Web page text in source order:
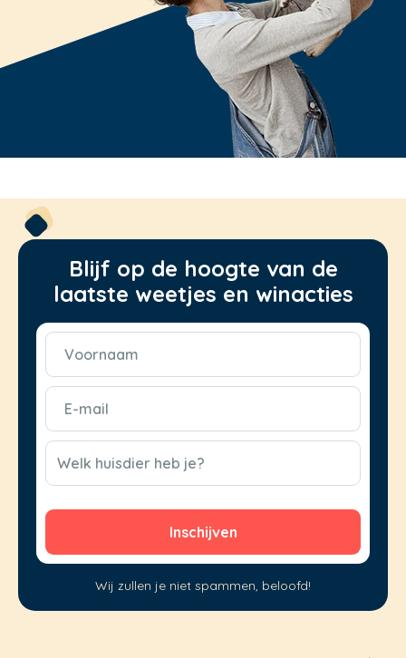
Blijf op de hoogte van de
laatste weetjes en winacties
Voornaam
(Vereist)
E-
mail
(Vereist)
CAPTCHA
Welk huisdier heb je?
Wij zullen je niet spammen, beloofd!